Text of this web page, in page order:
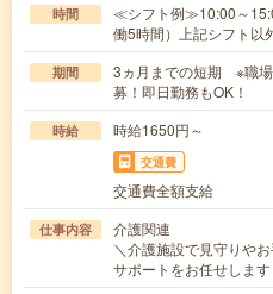
時間
≪シフト例≫10:00～
働5時間）上記シフト以
期間
3ヵ月までの短期 ※職
募！即日勤務もOK！
時給 時給1650円～
交通費
交通費全額支給
仕事内容
介護関連
＼介護施設で見守りや
サポートをお任せしま